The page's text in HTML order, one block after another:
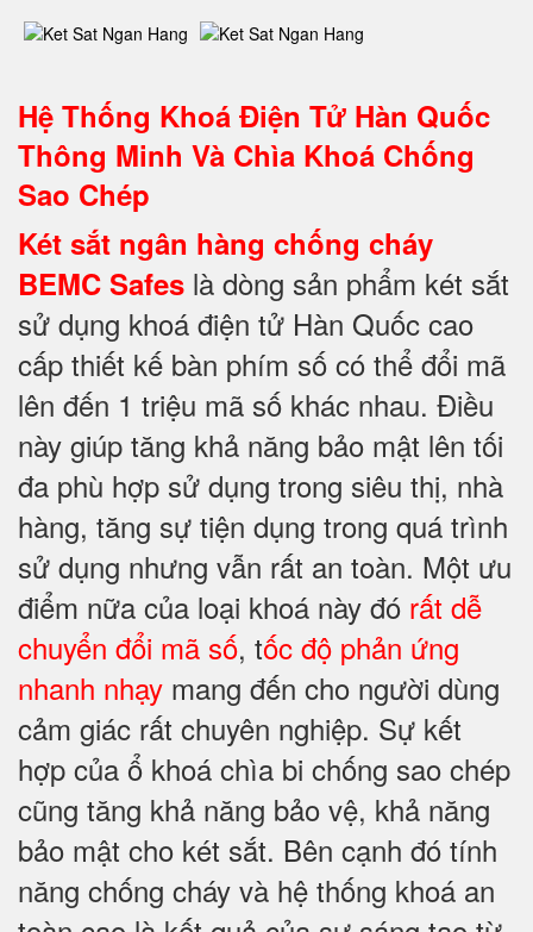
Hệ Thống Khoá Điện Tử Hàn Quốc
Thông Minh Và Chìa Khoá Chống
Sao Chép
Két sắt ngân hàng chống cháy
BEMC Safes là dòng sản phẩm két sắt
sử dụng khoá điện tử Hàn Quốc cao
cấp thiết kế bàn phím số có thể đổi mã
lên đến 1 triệu mã số khác nhau. Điều
này giúp tăng khả năng bảo mật lên tối
đa phù hợp sử dụng trong siêu thị, nhà
hàng, tăng sự tiện dụng trong quá trình
sử dụng nhưng vẫn rất an toàn. Một ưu
điểm nữa của loại khoá này đó rất dễ
chuyển đổi mã số, tốc độ phản ứng
nhanh nhạy mang đến cho người dùng
cảm giác rất chuyên nghiệp. Sự kết
hợp của ổ khoá chìa bi chống sao chép
cũng tăng khả năng bảo vệ, khả năng
bảo mật cho két sắt. Bên cạnh đó tính
năng chống cháy và hệ thống khoá an